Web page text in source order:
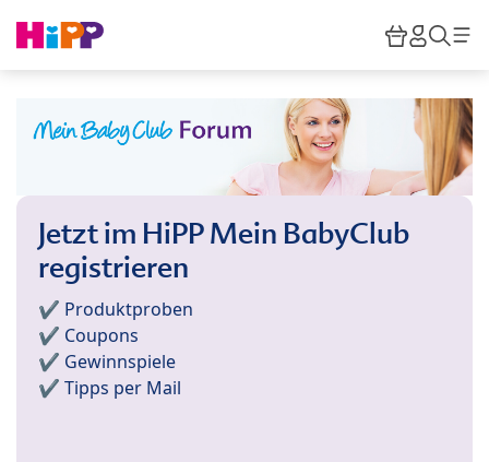
HiPP
Jetzt im HiPP Mein BabyClub
registrieren
✔️ Produktproben
✔️ Coupons
✔️ Gewinnspiele
✔️ Tipps per Mail